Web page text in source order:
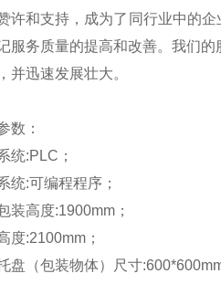
许和支持，成为了同行业中的
服务质量的提高和改善。我们
并迅速发展壮大。
数：
统:PLC；
统:可编程程序；
装高度:1900mm；
度:2100mm；
盘（包装物体）尺寸